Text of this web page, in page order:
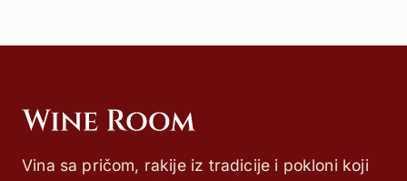
Vina sa pričom, rakije iz tradicije i pokloni koji